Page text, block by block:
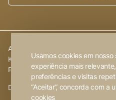
Usamos cookies em
experiência mais
preferências e visitas
“Aceitar”, concorda com a
cookies
Alleanza Cerâmica | CNPJ.:
Km 101,6
Porto Ferreira-SP
Desenvolvido porFW2